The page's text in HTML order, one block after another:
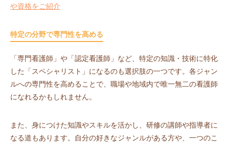
や資格をご紹介
特定の分野で専門性を高める
「専門看護師」や「認定看護師」など、特定の知識・技術に特化
した「スペシャリスト」になるのも選択肢の一つです。各ジャン
ルへの専門性を高めることで、職場や地域内で唯一無二の看護師
になれるかもしれません。
また、身につけた知識やスキルを活かし、研修の講師や指導者に
なる道もあります。自分の好きなジャンルがある方や、一つのこ